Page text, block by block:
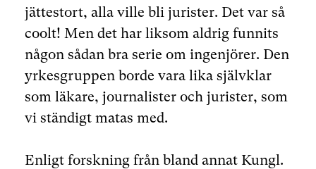
jättestort, alla ville bli jurister. Det var så
coolt! Men det har liksom aldrig funnits
någon sådan bra serie om ingenjörer. Den
yrkesgruppen borde vara lika självklar
som läkare, journalister och jurister, som
vi ständigt matas med.
Enligt forskning från bland annat Kungl.